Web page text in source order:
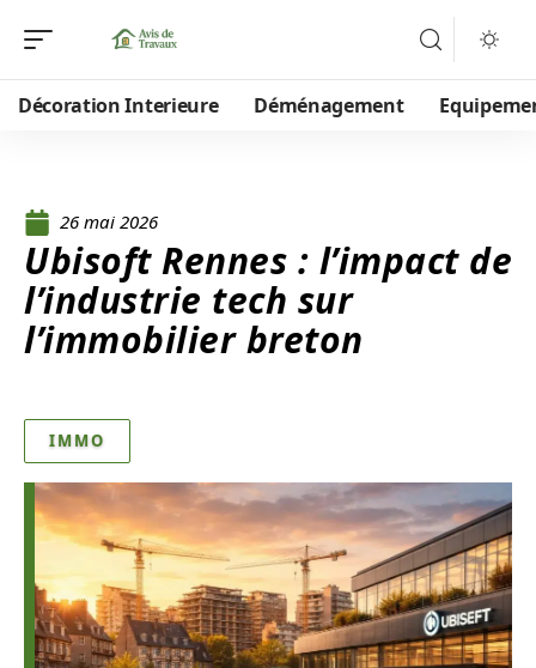
Décoration Interieure Déménagement
26 mai 2026
Ubisoft Rennes : l’impact de
l’industrie tech sur
l’immobilier breton
IMMO